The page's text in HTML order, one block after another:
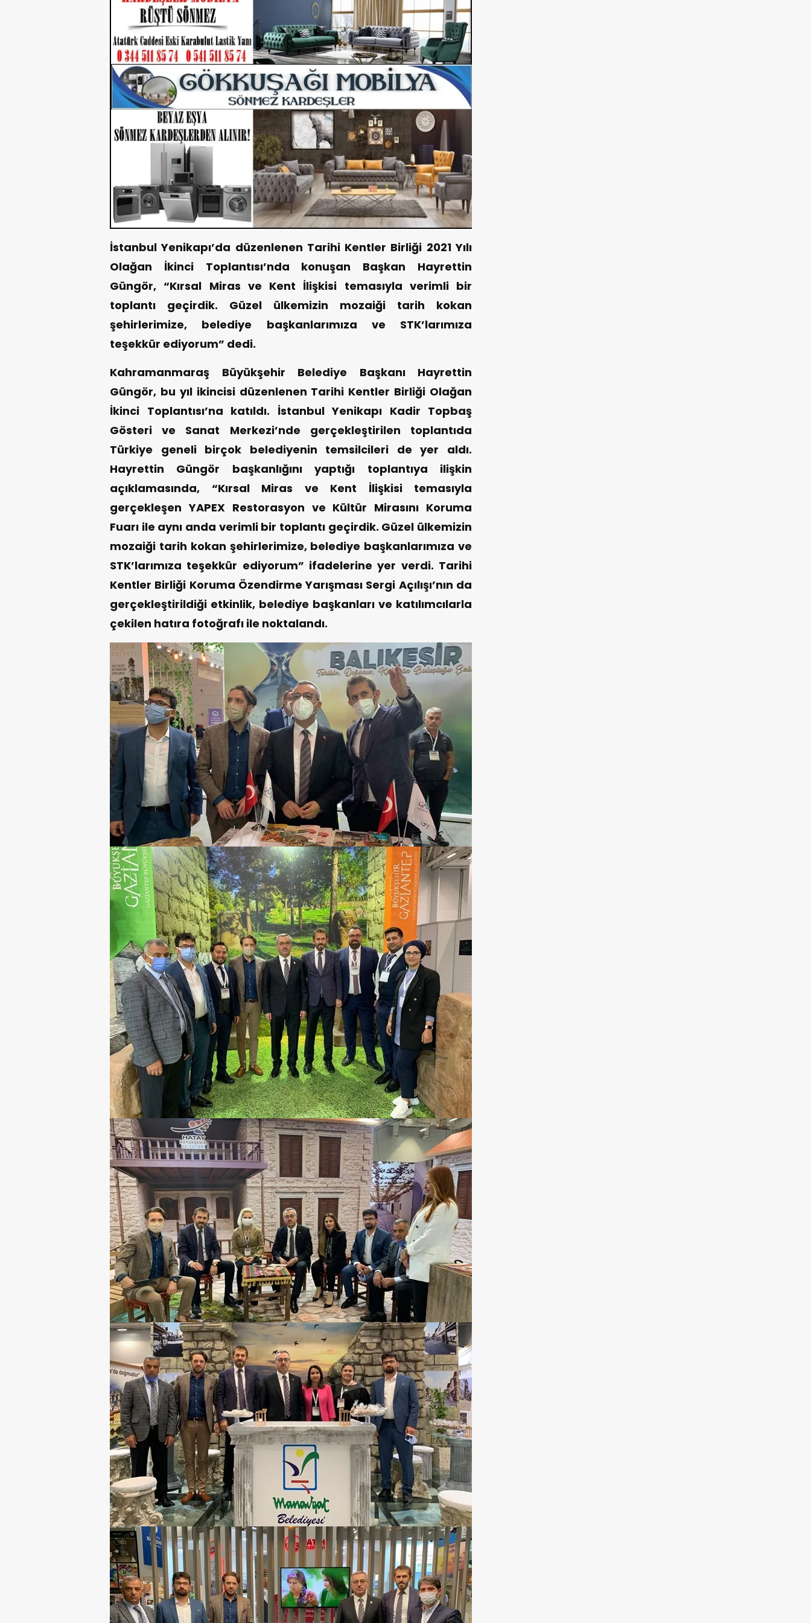
İstanbul Yenikapı’da düzenlenen Tarihi Kentler Birliği 2021 Yılı
Olağan İkinci Toplantısı’nda konuşan Başkan Hayrettin
Güngör, “Kırsal Miras ve Kent İlişkisi temasıyla verimli bir
toplantı geçirdik. Güzel ülkemizin mozaiği tarih kokan
şehirlerimize, belediye başkanlarımıza ve STK’larımıza
teşekkür ediyorum” dedi.
Kahramanmaraş Büyükşehir Belediye Başkanı Hayrettin
Güngör, bu yıl ikincisi düzenlenen Tarihi Kentler Birliği Olağan
İkinci Toplantısı’na katıldı. İstanbul Yenikapı Kadir Topbaş
Gösteri ve Sanat Merkezi’nde gerçekleştirilen toplantıda
Türkiye geneli birçok belediyenin temsilcileri de yer aldı.
Hayrettin Güngör başkanlığını yaptığı toplantıya ilişkin
açıklamasında, “Kırsal Miras ve Kent İlişkisi temasıyla
gerçekleşen YAPEX Restorasyon ve Kültür Mirasını Koruma
Fuarı ile aynı anda verimli bir toplantı geçirdik. Güzel ülkemizin
mozaiği tarih kokan şehirlerimize, belediye başkanlarımıza ve
STK’larımıza teşekkür ediyorum” ifadelerine yer verdi. Tarihi
Kentler Birliği Koruma Özendirme Yarışması Sergi Açılışı’nın da
gerçekleştirildiği etkinlik, belediye başkanları ve katılımcılarla
çekilen hatıra fotoğrafı ile noktalandı.